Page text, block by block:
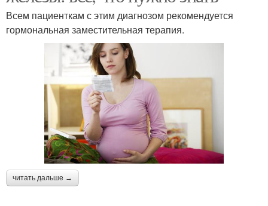
Всем пациенткам с этим диагнозом рекомендуется
гормональная заместительная терапия.
читать дальше →